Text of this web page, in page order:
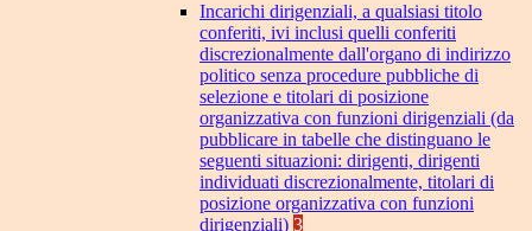
Incarichi dirigenziali, a qualsiasi titolo
conferiti, ivi inclusi quelli conferiti
discrezionalmente dall'organo di indirizzo
politico senza procedure pubbliche di
selezione e titolari di posizione
organizzativa con funzioni dirigenziali (da
pubblicare in tabelle che distinguano le
seguenti situazioni: dirigenti, dirigenti
individuati discrezionalmente, titolari di
posizione organizzativa con funzioni
dirigenziali) 3